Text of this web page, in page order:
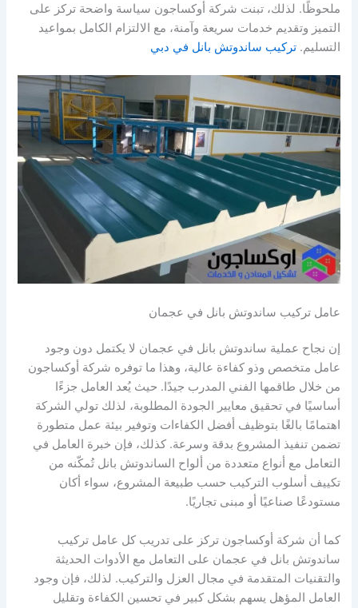
ملحوظًا. لذلك، تبنت شركة أوكساجون سياسة واضحة تركز على
التميز وتقديم خدمات سريعة وآمنة، مع الالتزام الكامل بمواعيد
التسليم.تركيب ساندوتش بانل في دبي
عامل تركيب ساندوتش بانل في عجمان
إن نجاح عملية ساندوتش بانل في عجمان لا يكتمل دون وجود
عامل متخصص وذو كفاءة عالية، وهذا ما توفره شركة أوكساجون
من خلال طاقمها الفني المدرب جيدًا. حيث يُعد العامل جزءًا
أساسيًا في تحقيق معايير الجودة المطلوبة، لذلك تولي الشركة
اهتمامًا بالغًا بتوظيف أفضل الكفاءات وتوفير بيئة عمل متطورة
تضمن تنفيذ المشروع بدقة وسرعة. كذلك، فإن خبرة العامل في
التعامل مع أنواع متعددة من ألواح الساندوتش بانل تُمكّنه من
تكييف أسلوب التركيب حسب طبيعة المشروع، سواء أكان
مستودعًا صناعيًا أو مبنى تجاريًا.
كما أن شركة أوكساجون تركز على تدريب كل عامل تركيب
ساندوتش بانل في عجمان على التعامل مع الأدوات الحديثة
والتقنيات المتقدمة في مجال العزل والتركيب. لذلك، فإن وجود
العامل المؤهل يسهم بشكل كبير في تحسين الكفاءة وتقليل